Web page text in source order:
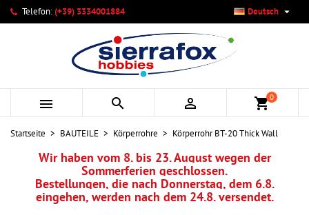
Telefon:(+39) 3334001884 Deutsch 
   shopping_cart0
Startseite BAUTEILE Körperrohre Körperrohr BT-20 Thick Wall
Wir haben vom 8. bis 23. August wegen der
Sommerferien geschlossen.
Bestellungen, die nach Donnerstag, dem 6.8.
eingehen, werden nach dem 24.8. versendet.
Ihre Wunschlisten ×
Neue Liste anlegen
Wunschliste erstellen ×
Name der Wunschliste
Abbrechen Wunschliste erstellen
Anmelden ×
Sie müssen angemeldet sein, um Artikel Ihrer Wunschliste
hinzufügen zu können.
Abbrechen Anmelden